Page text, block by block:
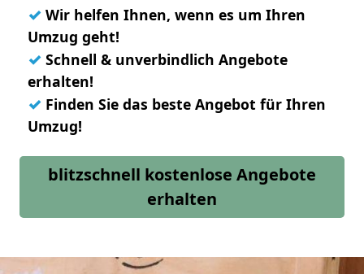
✓ Wir helfen Ihnen, wenn es um Ihren
Umzug geht!
✓ Schnell & unverbindlich Angebote
erhalten!
✓ Finden Sie das beste Angebot für Ihren
Umzug!
blitzschnell kostenlose Angebote
erhalten